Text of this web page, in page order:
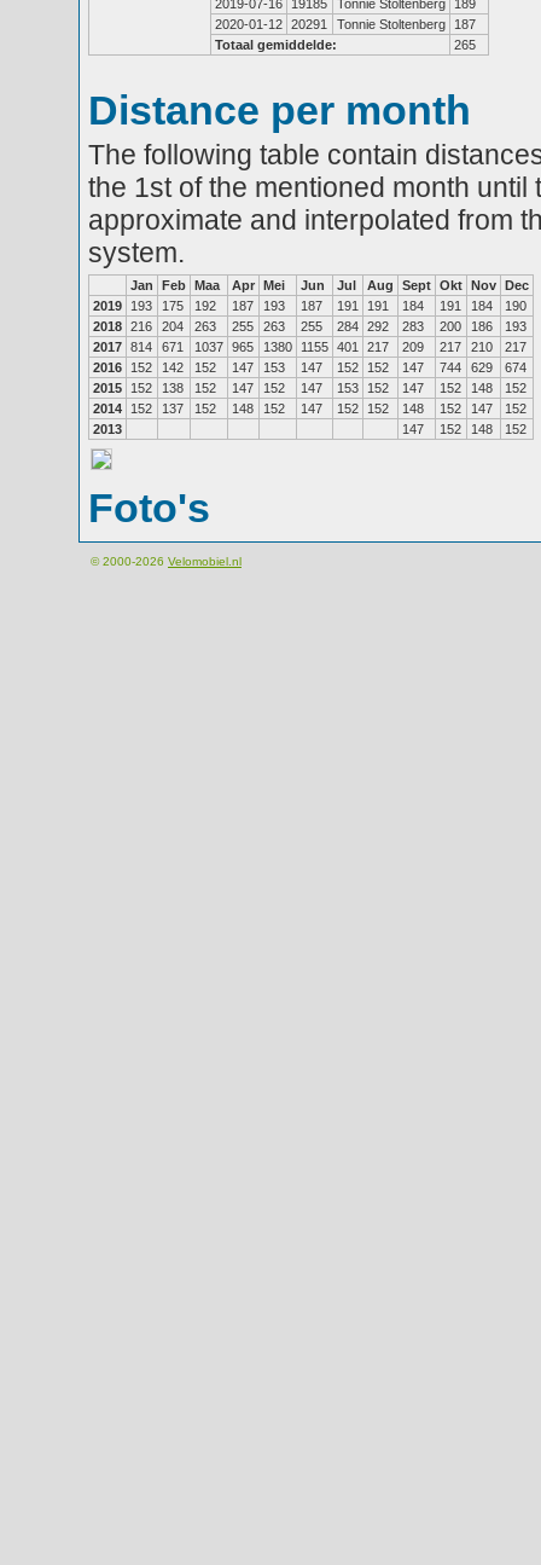
2019-07-16
19185 Tonnie Stoltenberg
189
2020-01-12 20291 Tonnie Stoltenberg
187
Totaal gemiddelde:
265
Distance per month
The following table contain
the 1st of the mentioned month
approximate and interpolated from
system.
Jan Feb Maa Apr Mei Jun Jul Aug Sept Okt Nov Dec
2019
193 175 192 187 193 187 191 191 184 191 184
190
2018 216 204 263 255 263 255 284 292 283 200 186
193
2017 814 671 1037 965 1380 1155 401 217 209 217 210
217
2016
152 142 152 147 153 147 152 152 147 744 629
674
2015
152 138 152 147 152 147 153 152 147 152 148
152
2014
152 137 152 148 152 147 152 152 148 152 147
152
2013
147 152 148 152
Foto's
© 2000-2026 Velomobiel.nl